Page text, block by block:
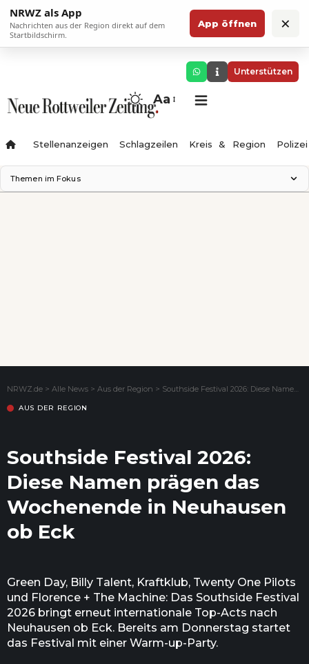
NRWZ als App
Nachrichten aus der Region direkt auf dem
Startbildschirm.
App öffnen ×
Unterstützen
Aa
Stellenanzeigen Schlagzeilen Kreis & Region Polizei
Themen im Fokus
NRWZ.de > Alle News > Aus der Region > Southside Festival 2026: Diese Namen prägen das Wochenende in Neuhausen ob Eck
AUS DER REGION
Southside Festival 2026:
Diese Namen prägen das
Wochenende in Neuhausen
ob Eck
Green Day, Billy Talent, Kraftklub, Twenty One Pilots
und Florence + The Machine: Das Southside Festival
2026 bringt erneut internationale Top-Acts nach
Neuhausen ob Eck. Bereits am Donnerstag startet
das Festival mit einer Warm-up-Party.